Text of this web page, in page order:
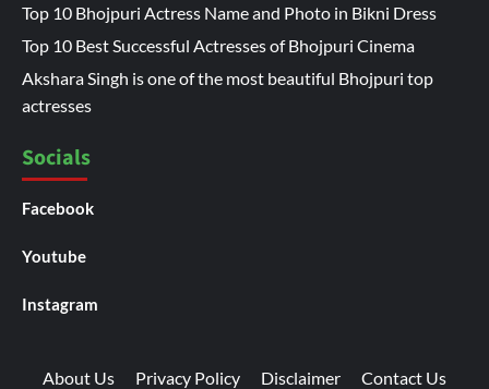
Top 10 Bhojpuri Actress Name and Photo in Bikni Dress
Top 10 Best Successful Actresses of Bhojpuri Cinema
Akshara Singh is one of the most beautiful Bhojpuri top
actresses
Socials
Facebook
Youtube
Instagram
About Us Privacy Policy Disclaimer Contact Us